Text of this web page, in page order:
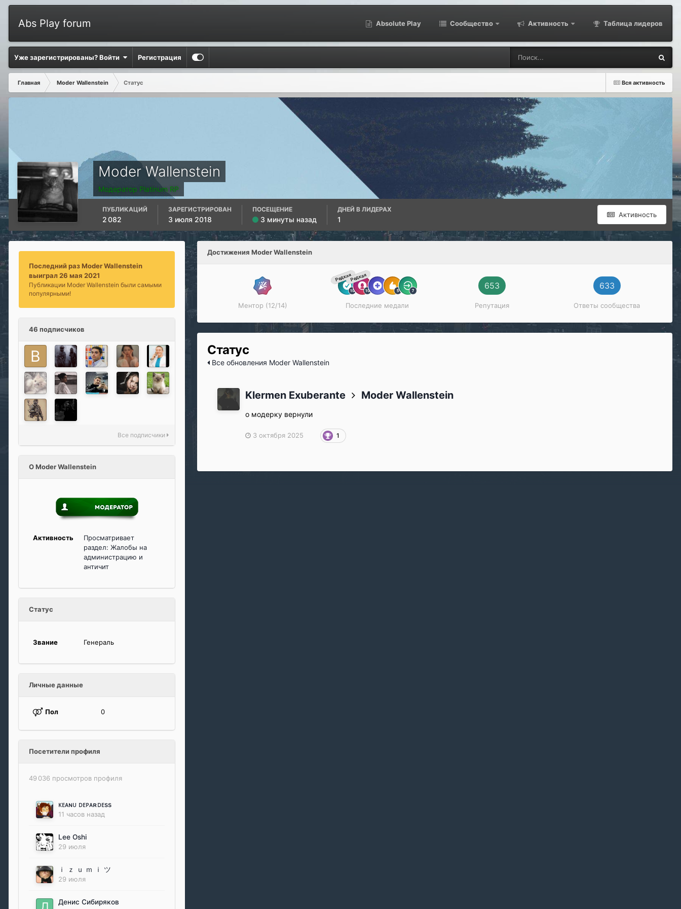
Abs Play forum Absolute Play Сообщество Активность Таблица лидеров
Уже зарегистрированы? Войти Регистрация
Вся активность
Главная Moder Wallenstein Статус
Moder Wallenstein
Модератор Platinum RP
Активность
ПУБЛИКАЦИЙ
2 082
ЗАРЕГИСТРИРОВАН
3 июля 2018
ПОСЕЩЕНИЕ
3 минуты назад
ДНЕЙ В ЛИДЕРАХ
1
Последний раз Moder Wallenstein
выиграл 26 мая 2021
Публикации Moder Wallenstein были самыми
популярными!
46 подписчиков
Все подписчики
О Moder Wallenstein
Активность
Просматривает
раздел: Жалобы на
администрацию и
античит
Статус
Звание Генераль
Личные данные
Пол 0
Посетители профиля
49 036 просмотров профиля
ᴋᴇᴀɴᴜ ᴅᴇᴘᴀʀᴅᴇss
11 часов назад
Lee Oshi
29 июля
ｉ ｚ ｕ ｍ ｉ ツ
29 июля
Денис Сибиряков
Достижения Moder Wallenstein
Ментор (12/14)
РедкаяРедкая
Последние медали
653
Репутация
633
Ответы сообщества
Статус
Все обновления Moder Wallenstein
Klermen Exuberante Moder Wallenstein
о модерку вернули
3 октября 2025 1